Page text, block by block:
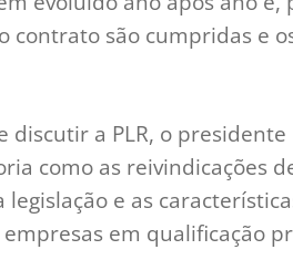
contrato são cumpridas e
a PLR, o
como as reivindicações
e as
em qualificação